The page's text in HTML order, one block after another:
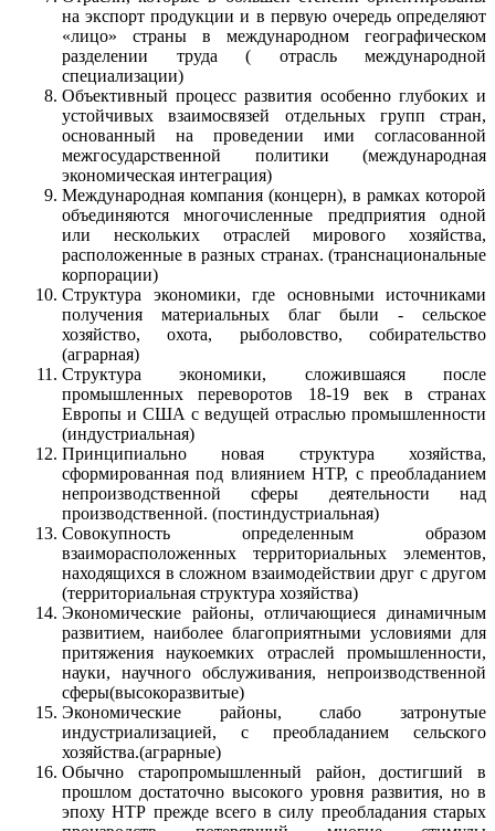
на экспорт продукции и в первую очередь определяют
«лицо» страны в международном географическом
разделении труда ( отрасль международной
специализации)
Объективный процесс развития особенно глубоких и
устойчивых взаимосвязей отдельных групп стран,
основанный на проведении ими согласованной
межгосударственной политики (международная
экономическая интеграция)
Международная компания (концерн), в рамках которой
объединяются многочисленные предприятия одной
или нескольких отраслей мирового хозяйства,
расположенные в разных странах. (транснациональные
корпорации)
Структура экономики, где основными источниками
получения материальных благ были - сельское
хозяйство, охота, рыболовство, собирательство
(аграрная)
Структура экономики, сложившаяся после
промышленных переворотов 18-19 век в странах
Европы и США с ведущей отраслью промышленности
(индустриальная)
Принципиально новая структура хозяйства,
сформированная под влиянием НТР, с преобладанием
непроизводственной сферы деятельности над
производственной. (постиндустриальная)
Совокупность определенным образом
взаиморасположенных территориальных элементов,
находящихся в сложном взаимодействии друг с другом
(территориальная структура хозяйства)
Экономические районы, отличающиеся динамичным
развитием, наиболее благоприятными условиями для
притяжения наукоемких отраслей промышленности,
науки, научного обслуживания, непроизводственной
сферы(высокоразвитые)
Экономические районы, слабо затронутые
индустриализацией, с преобладанием сельского
хозяйства.(аграрные)
Обычно старопромышленный район, достигший в
прошлом достаточно высокого уровня развития, но в
эпоху НТР прежде всего в силу преобладания старых